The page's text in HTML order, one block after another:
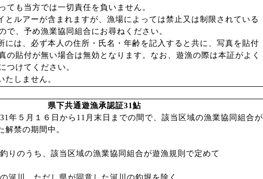
ても当方では一切責任を負いません。
ルアーが含まれますが、漁場によっては禁止又は制限されている
で、予め漁業協同組合にお尋ねください。
は、必ず本人の住所・氏名・年齢を記入すると共に、写真を貼付
の貼付が無い場合は無効となります。なお、遊漁の際は本証がよく
つけてください。
しません。
県下共通遊漁承認証31鮎
31 年５月１６日から 11 月末日までの間で、該当区域の漁業協同組合が
解禁の期間中。
りのうち、該当区域の漁業協同組合が遊漁規則で定めて